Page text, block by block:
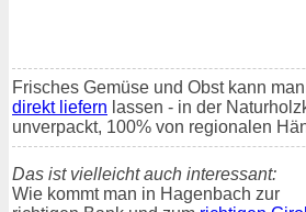
Frisches Gemüse und Obst kann
direkt liefern lassen - in der
unverpackt, 100% von regionalen
Das ist vielleicht auch interessant:
Wie kommt man in Hagenbach zur